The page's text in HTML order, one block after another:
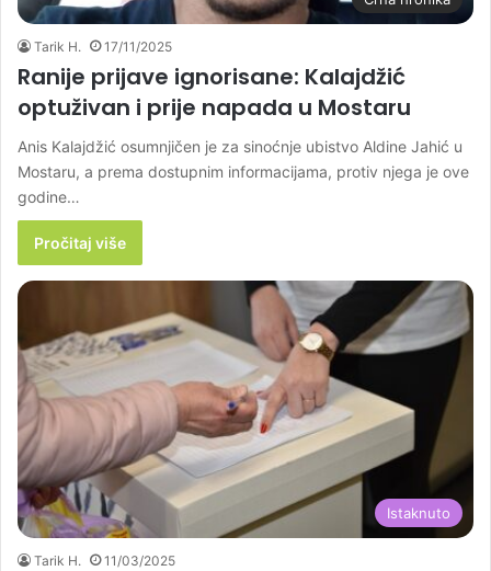
Tarik H. 17/11/2025
Ranije prijave ignorisane: Kalajdžić
optuživan i prije napada u Mostaru
Anis Kalajdžić osumnjičen je za sinoćnje ubistvo Aldine Jahić u
Mostaru, a prema dostupnim informacijama, protiv njega je ove
godine…
Pročitaj više
Istaknuto
Tarik H. 11/03/2025